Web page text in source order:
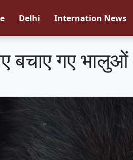
Delhi Internation News
बचाए गए